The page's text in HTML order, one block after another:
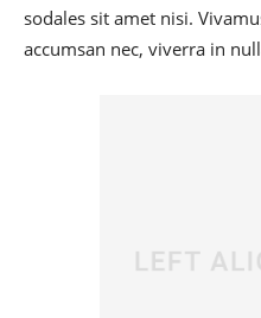
sodales sit amet nisi.
accumsan nec, viverra in